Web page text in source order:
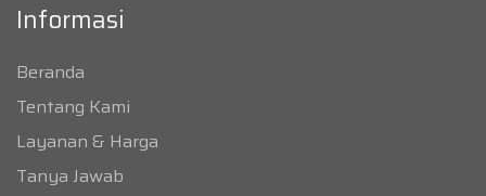
Informasi
Beranda
Tentang Kami
Layanan & Harga
Tanya Jawab